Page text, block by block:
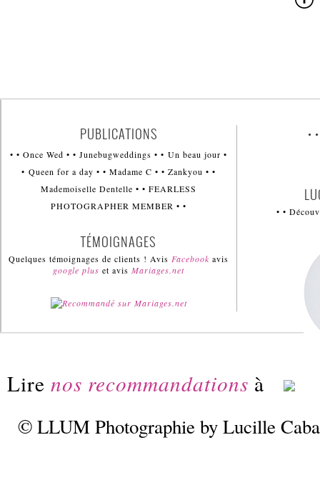
PUBLICATIONS
• • Once Wed • • Junebugweddings • • Un beau jour •
• Queen for a day • • Madame C • • Zankyou • •
Mademoiselle Dentelle • • FEARLESS
PHOTOGRAPHER MEMBER • •
TÉMOIGNAGES
Quelques témoignages de clients ! Avis Facebookavis
google pluset avisMariages.net
•
• •
Lire nos recommandations à
© LLUM Photographie by Lucille